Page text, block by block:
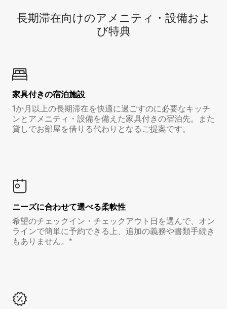
長期滞在向け⁠のア⁠メ⁠ニ⁠テ⁠ィ⁠・設⁠備⁠およ
び特⁠典
家具付き⁠の宿⁠泊⁠施⁠設
1か月以上の長期滞在を快適に過ごすのに必要なキッチ
ンとアメニティ・設備を備えた家具付きの宿泊先。また
貸しでお部屋を借りる代わりとなるご提案です。
ニーズに合わせて選べる柔軟性
希望のチェックイン・チェックアウト日を選んで、オン
ラインで簡単に予約できる上、追加の義務や書類手続き
もありません。*